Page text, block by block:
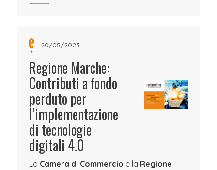
20/05/2023
Regione Marche:
Contributi a fondo
perduto per
l’implementazione
di tecnologie
digitali 4.0
La Camera di Commercio e la Regione